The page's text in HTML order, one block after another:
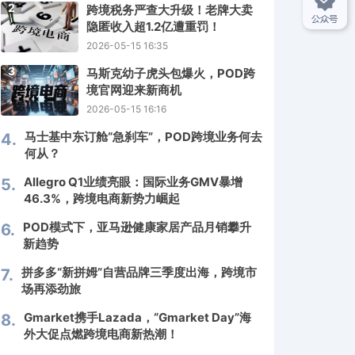
2
跨境税务严查大升级！老牌大卖
隐匿收入超1.2亿遭重罚！
2026-05-15 16:35
3
马斯克幼子虎头包爆火，POD跨
境官网迎来新商机
2026-05-15 16:16
4. 马士基中东订舱“急刹车”，POD跨境业务何去
何从？
5. Allegro Q1业绩亮眼：国际业务GMV暴增
46.3%，跨境电商新势力崛起
6.
POD模式下，亚马逊健康家居产品月销攀升
新趋势
7. 拼多多“新拼姆”自营品牌三季度出海，跨境市
场再添劲旅
8. Gmarket携手Lazada，“Gmarket Day”海
外大促点燃跨境电商新热潮！